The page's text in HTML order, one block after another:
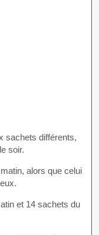
sachets différents,
soir.
alors que celui
et 14 sachets du